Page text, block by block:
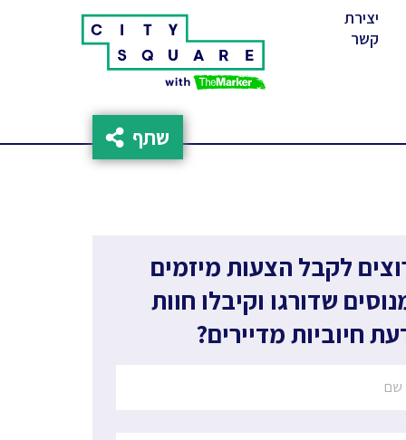
יצירת
קשר
שתף
לקבל הצעות מיזמים
שדורגו וקיבלו חוות
חיוביות מדיירים?